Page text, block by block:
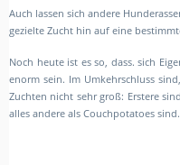
Auch lassen sich andere
gezielte Zucht hin auf eine
Noch heute ist es so, dass. sich
enorm sein. Im Umkehrschluss
Zuchten nicht sehr groß: Erstere
alles andere als Couchpotatoes